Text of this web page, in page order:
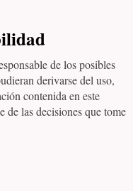
de los posibles
derivarse del uso,
contenida en este
de las decisiones que tome